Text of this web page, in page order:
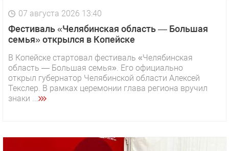
07 августа 2026 13:40
Фестиваль «Челябинская область — Большая
семья» открылся в Копейске
В Копейске стартовал фестиваль «Челябинская
область — Большая семья». Его официально
открыл губернатор Челябинской области Алексей
Текслер. В рамках церемонии глава региона вручил
знаки ...